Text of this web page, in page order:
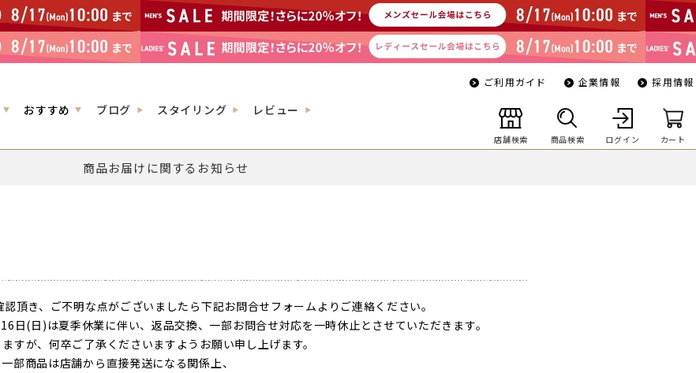
おすすめ ブログ スタイリング レビュー
ご利用ガイド 企業情報 採用情報
店舗検索 商品検索 ログイン カート
商品お届けに関するお知らせ
認頂き、ご不明な点がございましたら下記お問合せフォームよりご連絡ください。
(日)は夏季休業に伴い、返品交換、一部お問合せ対応を一時休止とさせていただきます。
すが、何卒ご了承くださいますようお願い申し上げます。
部商品は店舗から直接発送になる関係上、